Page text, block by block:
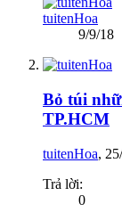
tuitenHoa
9/9/18
Bỏ túi
TP.HCM
tuitenHoa,
Trả lời:
0